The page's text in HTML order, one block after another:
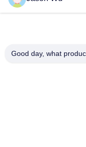
POMPE À
POUR
Pompes à
Good day, what